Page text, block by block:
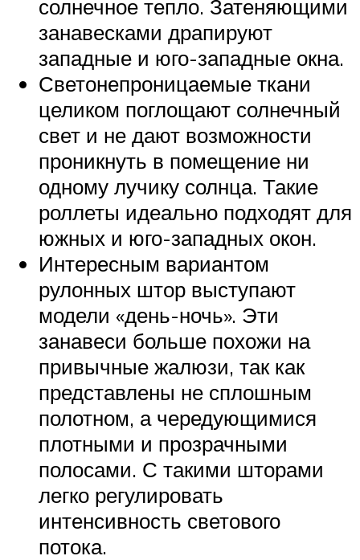
солнечное тепло. Затеняющими
занавесками драпируют
западные и юго-западные окна.
Светонепроницаемые ткани
целиком поглощают солнечный
свет и не дают возможности
проникнуть в помещение ни
одному лучику солнца. Такие
роллеты идеально подходят для
южных и юго-западных окон.
Интересным вариантом
рулонных штор выступают
модели «день-ночь». Эти
занавеси больше похожи на
привычные жалюзи, так как
представлены не сплошным
полотном, а чередующимися
плотными и прозрачными
полосами. С такими шторами
легко регулировать
интенсивность светового
потока.